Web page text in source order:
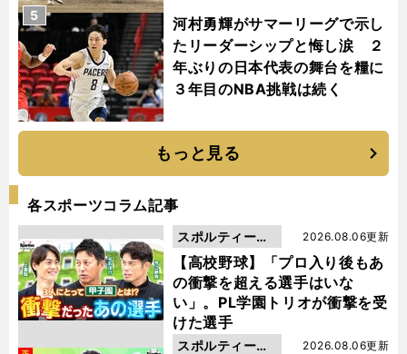
河村勇輝がサマーリーグで示し
たリーダーシップと悔し涙 ２
年ぶりの日本代表の舞台を糧に
３年目のNBA挑戦は続く
5
もっと見る
各スポーツコラム記事
【高校野球】「プロ入り後もあ
の衝撃を超える選手はいな
い」。PL学園トリオが衝撃を受
けた選手
2026.08.06更新
スポルティーバ
動画
2026.08.06更新
スポルティーバ